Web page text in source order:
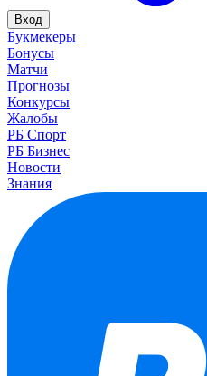
Вход
Букмекеры
Бонусы
Матчи
Прогнозы
Конкурсы
Жалобы
РБ Спорт
РБ Бизнес
Новости
Знания